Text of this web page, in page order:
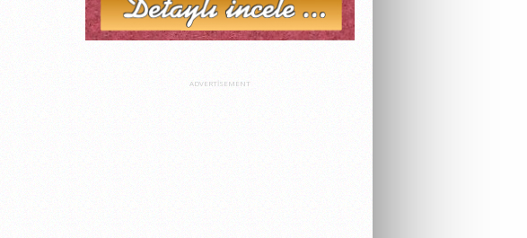
ADVERTISEMENT